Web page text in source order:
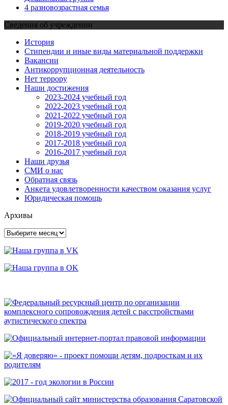
4 разновозрастная семья
Сведения об учреждении
История
Стипендии и иные виды материальной поддержки
Вакансии
Антикоррупционная деятельность
Нет террору
Наши достижения
2023-2024 учебный год
2022-2023 учебный год
2021-2022 учебный год
2019-2020 учебный год
2018-2019 учебный год
2017-2018 учебный год
2016-2017 учебный год
Наши друзья
СМИ о нас
Обратная связь
Анкета удовлетворенности качеством оказания услуг
Юридическая помощь
Архивы
Архивы